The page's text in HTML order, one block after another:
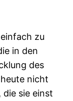
zu
in den
des
nicht
die sie einst